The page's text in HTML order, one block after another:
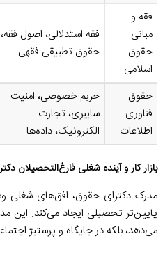
فقه و
مبانی
حقوق
اسلامی
فقه استدلالی، اصول فقه،
حقوق تطبیقی فقهی
حقوق
فناوری
اطلاعات
حریم خصوصی، امنیت
سایبری، تجارت
الکترونیک، داده‌ها
بازار کار و آینده شغلی فارغ‌التحصیلان
مدرک دکترای حقوق، افق‌های شغلی
پایین‌تر تحصیلی ایجاد می‌کند. این
می‌دهد، بلکه در جایگاه و پرستیژ